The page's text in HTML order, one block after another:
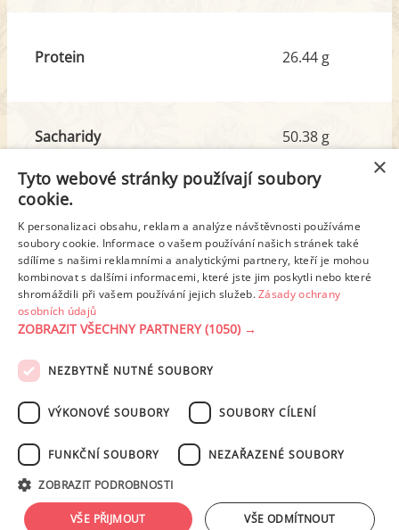
Protein 26.44 g
Sacharidy
z toho cukr
50.38 g
5.07 g
Tuk
z toho nas. mastné kyseliny
22.77 g
5.98 g
Detailní rozpis
PODMÍNKY UŽITÍ ZÁSADY OCHRANY OSOBNÍCH ÚDAJŮ
NASTAVENÍ COOKIES
tohoto serveru je bez písemného souhlasu provozovatele zakázáno.
Design: Eva Roverová
×
Tyto webové stránky používají soubory
cookie.
K personalizaci obsahu, reklam a analýze návštěvnosti používáme
soubory cookie. Informace o vašem používání našich stránek také
sdílíme s našimi reklamními a analytickými partnery, kteří je mohou
kombinovat s dalšími informacemi, které jste jim poskytli nebo které
shromáždili při vašem používání jejich služeb.Zásady ochrany
osobních údajů
ZOBRAZIT VŠECHNY PARTNERY(1050) →
NEZBYTNĚ NUTNÉ SOUBORY
VÝKONOVÉ SOUBORY SOUBORY CÍLENÍ
FUNKČNÍ SOUBORY NEZAŘAZENÉ SOUBORY
ZOBRAZIT PODROBNOSTI
VŠE PŘIJMOUT VŠE ODMÍTNOUT